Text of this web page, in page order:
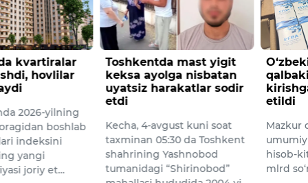
mast yigit
nisbatan
sodir
kuni soat
da Toshkent
O‘zbekistonga 21 tonna
qalbaki dorilarni olib
kirishga urinish fosh
etildi
Mazkur dori vositalarining
umumiy qiymati dastlabki
hisob-kitoblarga ko‘ra 7,3
mlrd so‘mdan oshadi.
qilgan
olindi
2-